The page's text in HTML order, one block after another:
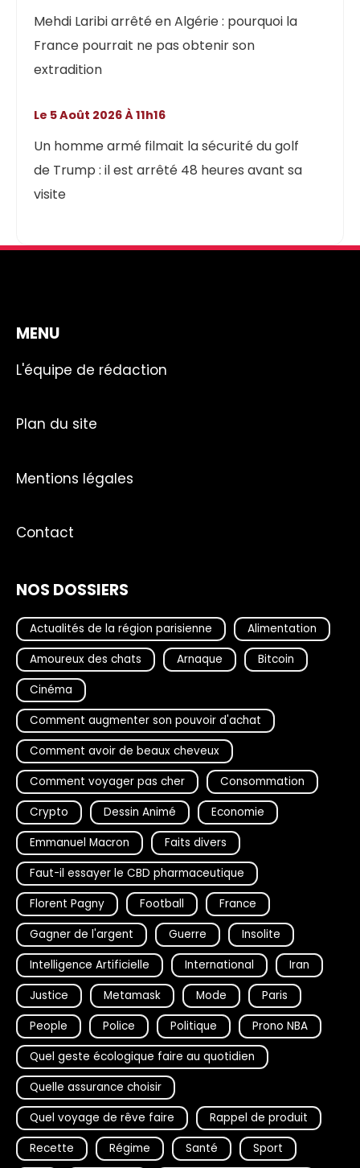
Mehdi Laribi arrêté en Algérie : pourquoi la
France pourrait ne pas obtenir son
extradition
Un homme armé filmait la sécurité du golf
de Trump : il est arrêté 48 heures avant sa
visite
Le 5 Août 2026 À 11h16
MENU
L'équipe de rédaction
Plan du site
Mentions légales
Contact
NOS DOSSIERS
Actualités de la région parisienne
Alimentation
Amoureux des chats
Arnaque
Bitcoin
Cinéma
Comment augmenter son pouvoir d'achat
Comment avoir de beaux cheveux
Comment voyager pas cher
Consommation
Crypto
Dessin Animé
Economie
Emmanuel Macron
Faits divers
Faut-il essayer le CBD pharmaceutique
Florent Pagny
Football
France
Gagner de l'argent
Guerre
Insolite
Intelligence Artificielle
International
Iran
Justice
Metamask Mode
Paris
People
Police Politique
Prono NBA
Quel geste écologique faire au quotidien
Quelle assurance choisir
Quel voyage de rêve faire
Rappel de produit
Recette
Régime Santé Sport